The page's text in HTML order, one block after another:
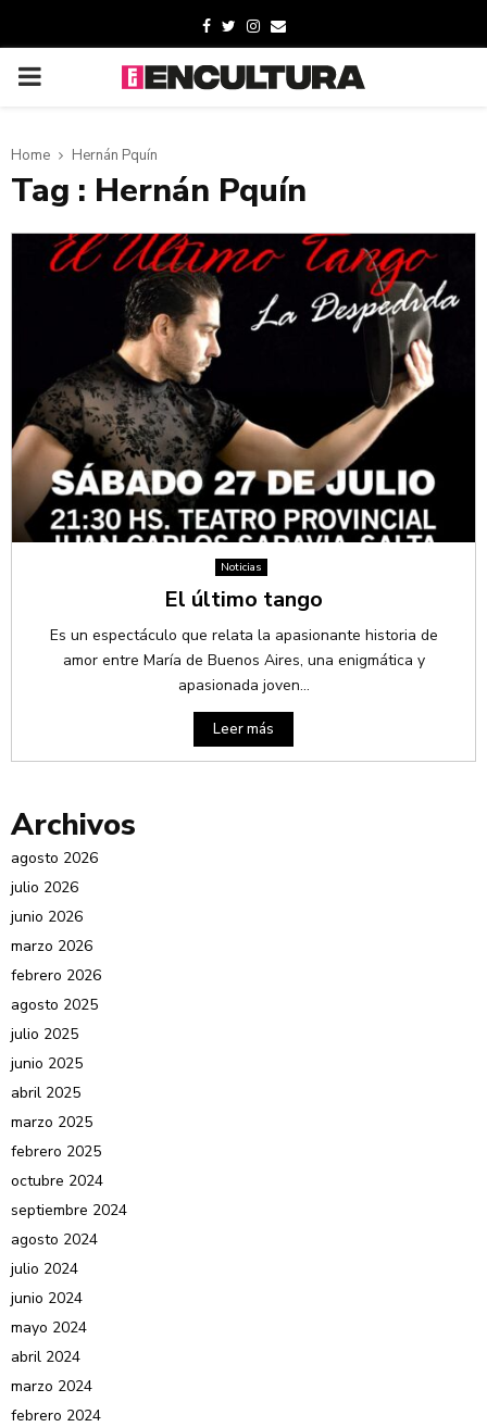
Home Hernán Pquín
Tag : Hernán Pquín
Noticias
El último tango
Es un espectáculo que relata la apasionante historia de
amor entre María de Buenos Aires, una enigmática y
apasionada joven...
Leer más
Archivos
agosto 2026
julio 2026
junio 2026
marzo 2026
febrero 2026
agosto 2025
julio 2025
junio 2025
abril 2025
marzo 2025
febrero 2025
octubre 2024
septiembre 2024
agosto 2024
julio 2024
junio 2024
mayo 2024
abril 2024
marzo 2024
febrero 2024